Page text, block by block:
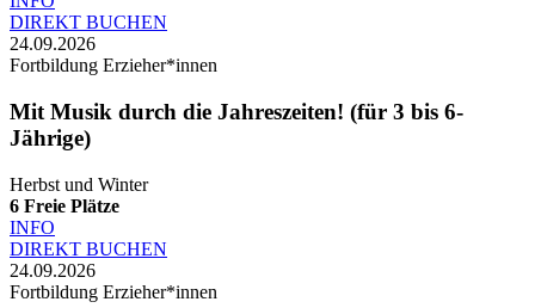
DIREKT BUCHEN
24.09.2026
Fortbildung Erzieher*innen
Mit Musik durch die Jahreszeiten! (für 3 bis 6-
Jährige)
Herbst und Winter
6 Freie Plätze
INFO
DIREKT BUCHEN
24.09.2026
Fortbildung Erzieher*innen